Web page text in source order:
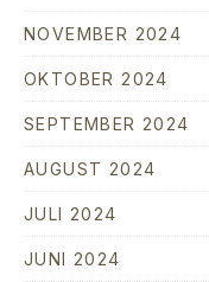
NOVEMBER 2024
OKTOBER 2024
SEPTEMBER 2024
AUGUST 2024
JULI 2024
JUNI 2024